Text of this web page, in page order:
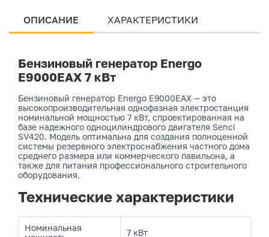
ОПИСАНИЕ ХАРАКТЕРИСТИКИ
Бензиновый генератор Energo
E9000EAX 7 кВт
Бензиновый генератор Energo E9000EAX — это
высокопроизводительная однофазная электростанция
номинальной мощностью 7 кВт, спроектированная на
базе надежного одноцилиндрового двигателя Senci
SV420. Модель оптимальна для создания полноценной
системы резервного электроснабжения частного дома
среднего размера или коммерческого павильона, а
также для питания профессионального строительного
оборудования.
Технические характеристики
Номинальная
7 кВт